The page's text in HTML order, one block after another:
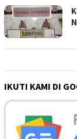
IKUTI KAMI DI